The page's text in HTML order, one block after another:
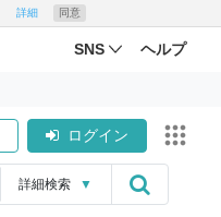
詳細 同意
SNS ヘルプ
ログイン
詳細検索 ▼